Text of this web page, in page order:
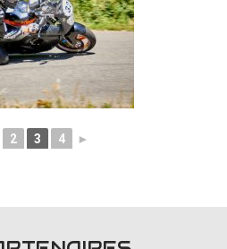
2 3 4 ►